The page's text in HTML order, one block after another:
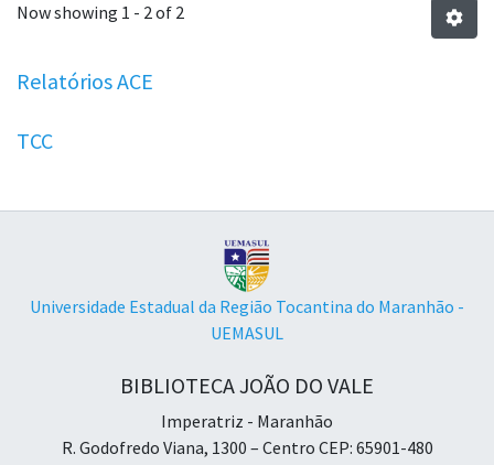
Now showing 1 - 2 of 2
Relatórios ACE
TCC
Universidade Estadual da Região Tocantina do Maranhão -
UEMASUL
BIBLIOTECA JOÃO DO VALE
Imperatriz - Maranhão
R. Godofredo Viana, 1300 – Centro CEP: 65901-480